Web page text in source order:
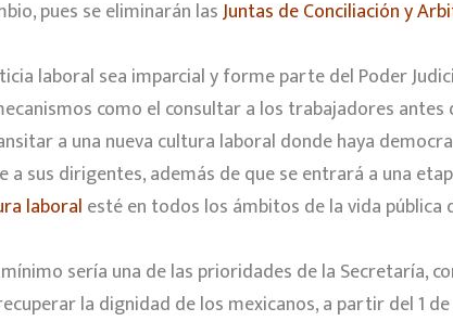
pues se eliminarán lasJuntas de Conciliación y
laboral sea imparcial y forme parte del Poder
como el consultar a los trabajadores
a una nueva cultura laboral donde haya
sus dirigentes, además de que se entrará a una
laboral esté en todos los ámbitos de la vida
sería una de las prioridades de la Secretaría,
la dignidad de los mexicanos, a partir del 1